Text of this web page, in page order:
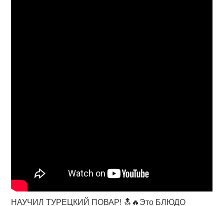
НАУЧИЛ ТУРЕЦКИЙ ПОВАР! 🔝🔥Это БЛЮДО